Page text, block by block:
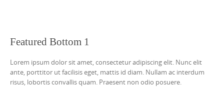
Featured Bottom 1
Lorem ipsum dolor sit amet, consectetur adipiscing elit. Nunc elit
ante, porttitor ut facilisis eget, mattis id diam. Nullam ac interdum
risus, lobortis convallis quam. Praesent non odio posuere.